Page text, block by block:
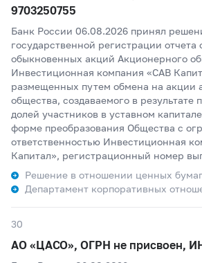
9703250755
Банк России 06.08.2026 принял
государственной регистрации отчета
обыкновенных акций Акционерного
Инвестиционная компания «САВ
размещенных путем обмена на акции
общества, создаваемого в результате
долей участников в уставном
форме преобразования Общества с
ответственностью Инвестиционная
Капитал», регистрационный номер
Решение в отношении ценных бумаг
Департамент корпоративных
30
АО «ЦАСО», ОГРН не присвоен,